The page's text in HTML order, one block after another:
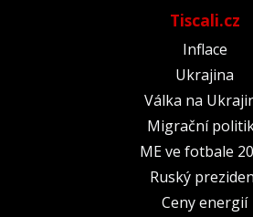
Tiscali.cz
Inflace
Ukrajina
Válka na
Migrační
ME ve fotbale
Ruský
Ceny energií